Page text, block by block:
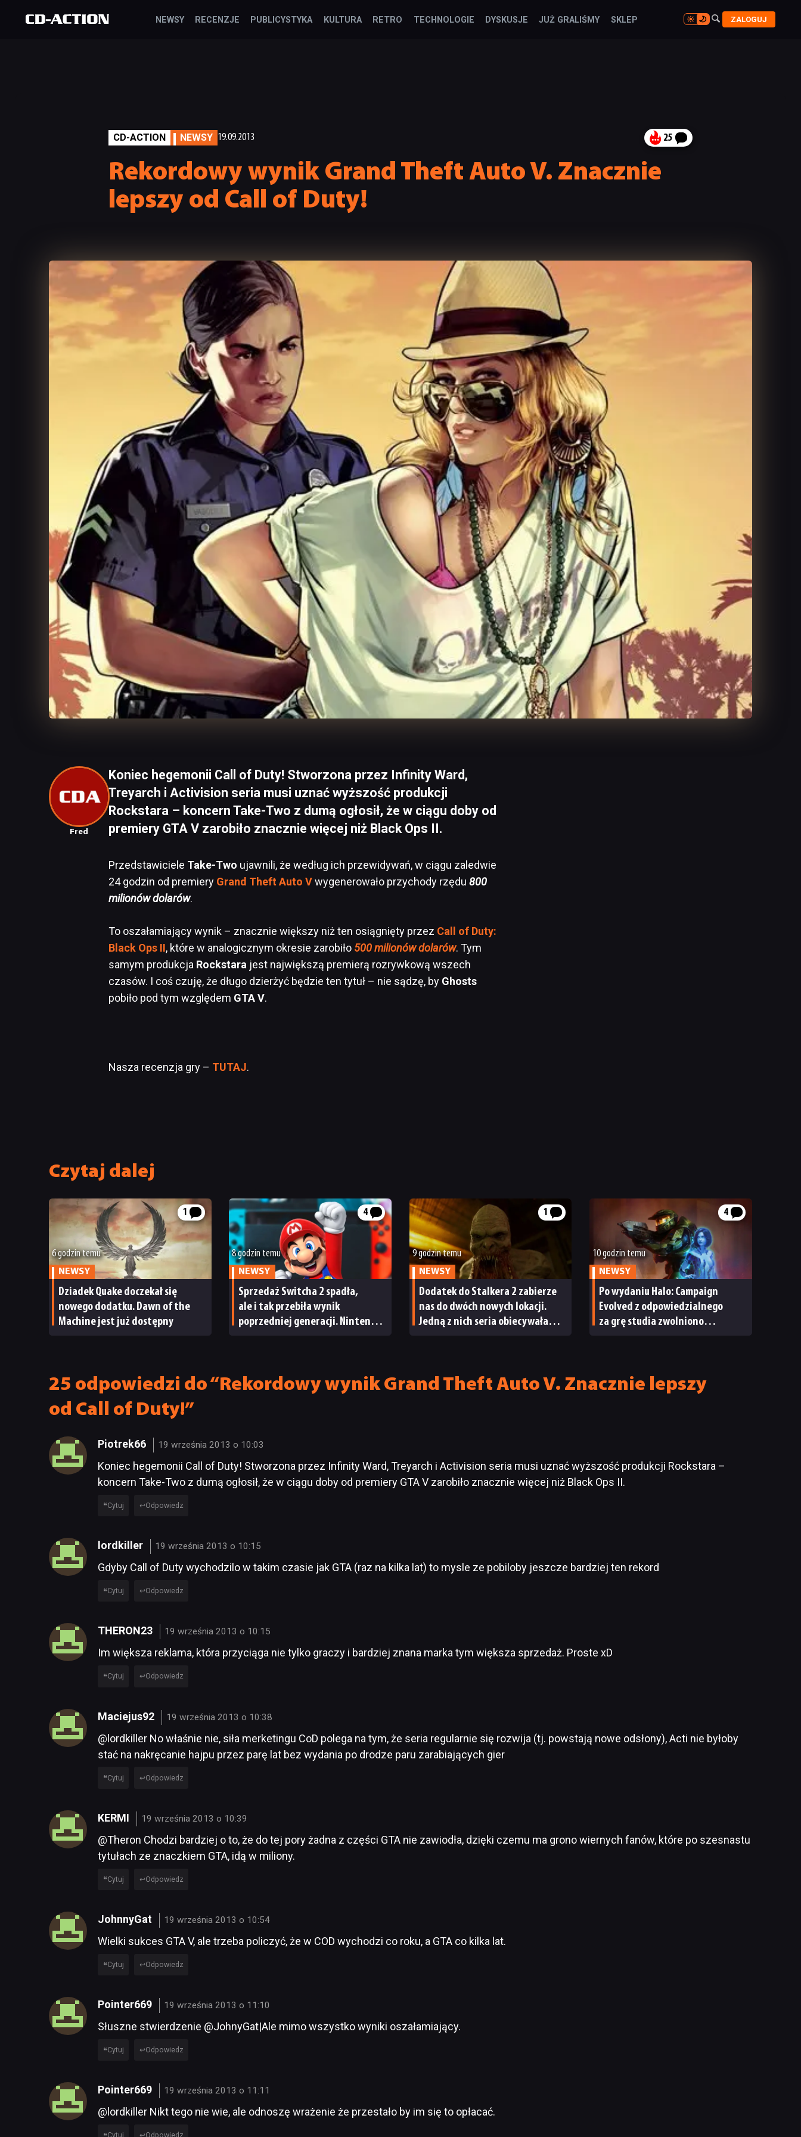
NEWSY RECENZJE PUBLICYSTYKA KULTURA RETRO TECHNOLOGIE DYSKUSJE JUŻ GRALIŚMY SKLEP 
 ZALOGUJ
CD-ACTION NEWSY 19.09.2013 25
Rekordowy wynik Grand Theft Auto V. Znacznie
lepszy od Call of Duty!
Fred
Koniec hegemonii Call of Duty! Stworzona przez Infinity Ward,
Treyarch i Activision seria musi uznać wyższość produkcji
Rockstara – koncern Take-Two z dumą ogłosił, że w ciągu doby od
premiery GTA V zarobiło znacznie więcej niż Black Ops II.
Przedstawiciele Take-Two ujawnili, że według ich przewidywań, w ciągu zaledwie
24 godzin od premiery Grand Theft Auto Vwygenerowało przychody rzędu 800
milionów dolarów.
To oszałamiający wynik – znacznie większy niż ten osiągnięty przez Call of Duty:
Black Ops II, które w analogicznym okresie zarobiło 500 milionów dolarów. Tym
samym produkcja Rockstara jest największą premierą rozrywkową wszech
czasów. I coś czuję, że długo dzierżyć będzie ten tytuł – nie sądzę, by Ghosts
pobiło pod tym względem GTA V.
Nasza recenzja gry – TUTAJ.
Czytaj dalej
1
6 godzin temu
NEWSY
Dziadek Quake doczekał się
nowego dodatku. Dawn of the
Machine jest już dostępny
4
8 godzin temu
NEWSY
Sprzedaż Switcha 2 spadła,
ale i tak przebiła wynik
poprzedniej generacji. Nintendo
1
9 godzin temu
NEWSY
Dodatek do Stalkera 2 zabierze
nas do dwóch nowych lokacji.
Jedną z nich seria obiecywała
4
10 godzin temu
NEWSY
Po wydaniu Halo: Campaign
Evolved z odpowiedzialnego
za grę studia zwolniono
25 odpowiedzi do “Rekordowy wynik Grand Theft Auto V. Znacznie lepszy
od Call of Duty!”
Piotrek66 19 września 2013 o 10:03
Koniec hegemonii Call of Duty! Stworzona przez Infinity Ward, Treyarch i Activision seria musi uznać wyższość produkcji Rockstara –
koncern Take-Two z dumą ogłosił, że w ciągu doby od premiery GTA V zarobiło znacznie więcej niż Black Ops II.
Cytuj Odpowiedz
lordkiller 19 września 2013 o 10:15
Gdyby Call of Duty wychodzilo w takim czasie jak GTA (raz na kilka lat) to mysle ze pobiloby jeszcze bardziej ten rekord
Cytuj Odpowiedz
THERON23 19 września 2013 o 10:15
Im większa reklama, która przyciąga nie tylko graczy i bardziej znana marka tym większa sprzedaż. Proste xD
Cytuj Odpowiedz
Maciejus92 19 września 2013 o 10:38
@lordkiller No właśnie nie, siła merketingu CoD polega na tym, że seria regularnie się rozwija (tj. powstają nowe odsłony), Acti nie byłoby
stać na nakręcanie hajpu przez parę lat bez wydania po drodze paru zarabiających gier
Cytuj Odpowiedz
KERMI 19 września 2013 o 10:39
@Theron Chodzi bardziej o to, że do tej pory żadna z części GTA nie zawiodła, dzięki czemu ma grono wiernych fanów, które po szesnastu
tytułach ze znaczkiem GTA, idą w miliony.
Cytuj Odpowiedz
JohnnyGat 19 września 2013 o 10:54
Wielki sukces GTA V, ale trzeba policzyć, że w COD wychodzi co roku, a GTA co kilka lat.
Cytuj Odpowiedz
Pointer669 19 września 2013 o 11:10
Słuszne stwierdzenie @JohnyGat|Ale mimo wszystko wyniki oszałamiający.
Cytuj Odpowiedz
Pointer669 19 września 2013 o 11:11
@lordkiller Nikt tego nie wie, ale odnoszę wrażenie że przestało by im się to opłacać.